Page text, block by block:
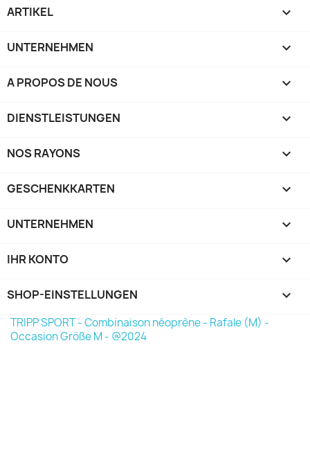
ARTIKEL 
UNTERNEHMEN 
A PROPOS DE NOUS 
DIENSTLEISTUNGEN 
NOS RAYONS 
GESCHENKKARTEN 
UNTERNEHMEN 
IHR KONTO 
SHOP-EINSTELLUNGEN keyboard_arrow_down
TRIPP SPORT - Combinaison néoprène - Rafale (M) -
Occasion Größe M - @2024